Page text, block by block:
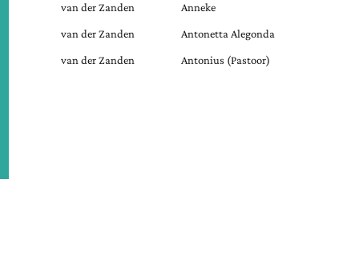
van der Zanden Anneke
van der Zanden Antonetta Alegonda
van der Zanden Antonius (Pastoor)